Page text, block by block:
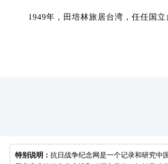
1949年，田培林旅居台湾，任任国
特别说明： 抗日战争纪念网是一个记录和研究中